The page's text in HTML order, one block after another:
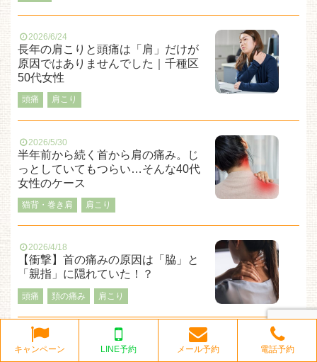
2026/6/24
長年の肩こりと頭痛は「肩」だけが
原因ではありませんでした｜千種区
50代女性
頭痛 肩こり
2026/5/30
半年前から続く首から肩の痛み。じ
っとしていてもつらい…そんな40代
女性のケース
猫背・巻き肩 肩こり
2026/4/18
【衝撃】首の痛みの原因は「脇」と
「親指」に隠れていた！？
頭痛 頚の痛み 肩こり
2026/4/1
「肩こりと頭痛はもう治らない」と
キャンペーン LINE予約 メール予約 電話予約